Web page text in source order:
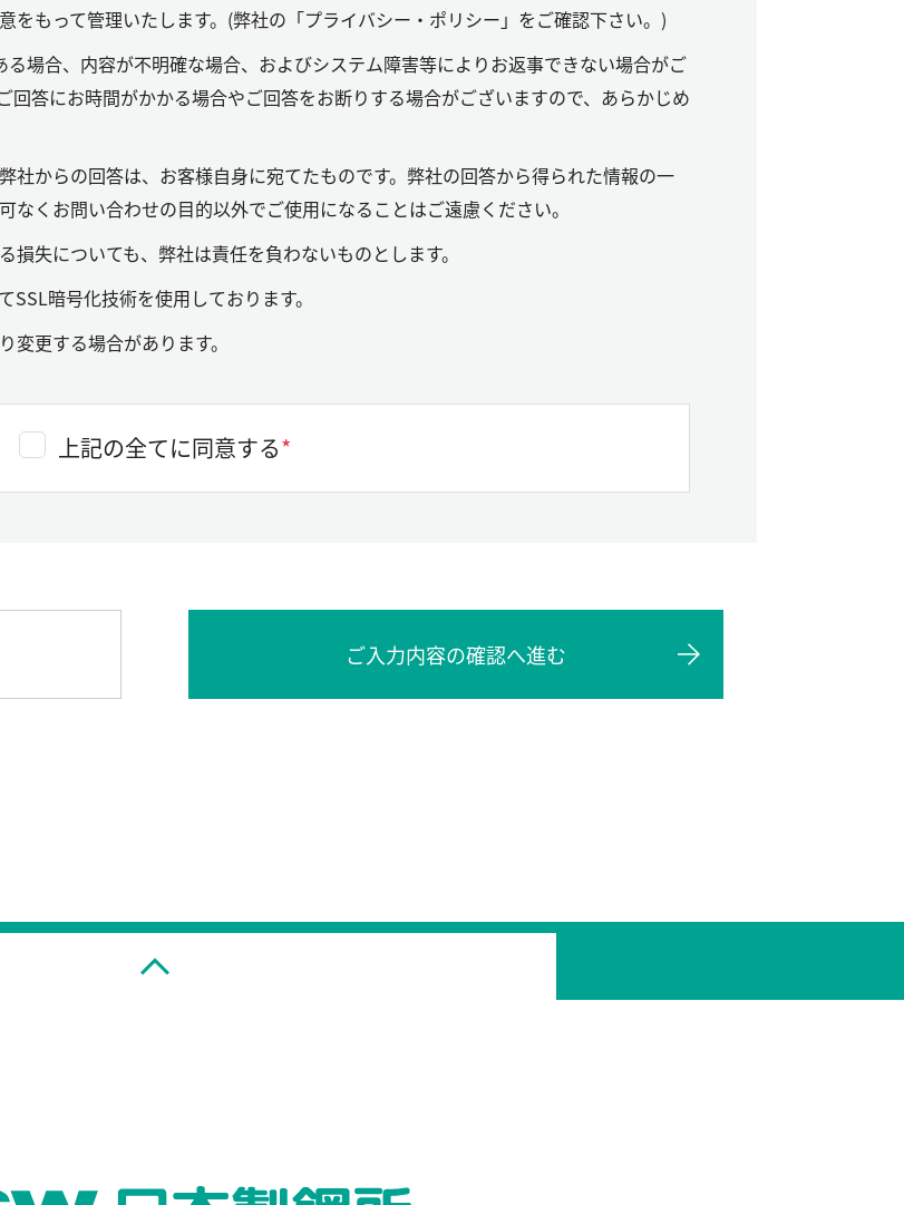
をもって管理いたします。(弊社の「プライバシー・ポリシー」をご確認下さい。)
場合、内容が不明確な場合、およびシステム障害等によりお返事できない場合がご
回答にお時間がかかる場合やご回答をお断りする場合がございますので、あらかじめ
社からの回答は、お客様自身に宛てたものです。弊社の回答から得られた情報の一
くお問い合わせの目的以外でご使用になることはご遠慮ください。
失についても、弊社は責任を負わないものとします。
暗号化技術を使用しております。
更する場合があります。
上記の全てに同意する*
ご入力内容の確認へ進む